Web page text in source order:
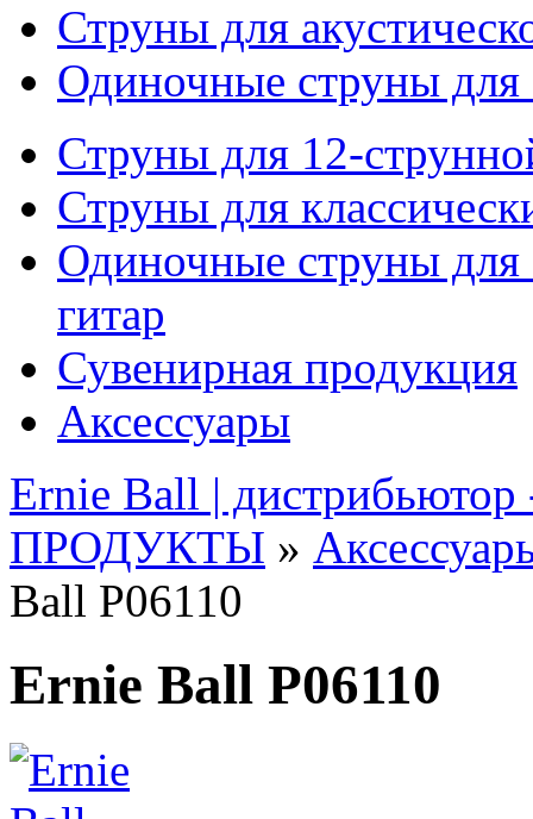
Струны для
Одиночные струны для
Струны для 12-
Струны для
Одиночные струны для
гитар
Сувенирная продукция
Аксессуары
Ernie Ball | дистрибьютор
ПРОДУКТЫ »
Ball P06110
Ernie Ball P06110